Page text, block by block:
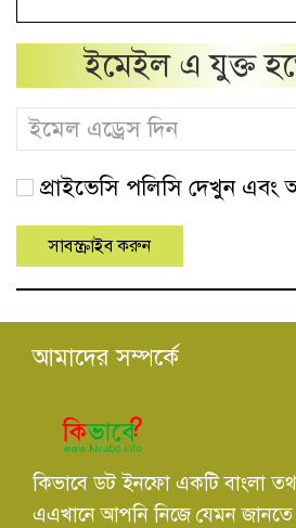
ইমেইল এ যুক্ত
প্রাইভেসি পলিসি দেখুন এবং
আমাদের সম্পর্কে
কিভাবে ডট ইনফো একটি বাংলা
এএখানে আপনি নিজে যেমন জানতে